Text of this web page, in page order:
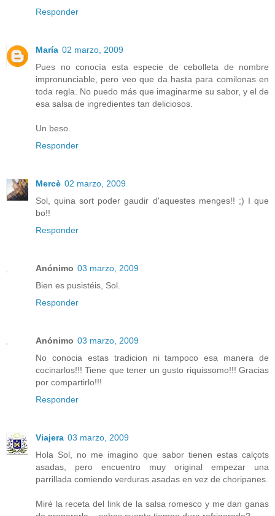
Responder
María 02 marzo, 2009
Pues no conocía esta especie de cebolleta de nombre
impronunciable, pero veo que da hasta para comilonas en
toda regla. No puedo más que imaginarme su sabor, y el de
esa salsa de ingredientes tan deliciosos.
Un beso.
Responder
Mercè 02 marzo, 2009
Sol, quina sort poder gaudir d'aquestes menges!! ;) I que
bo!!
Responder
Anónimo 03 marzo, 2009
Bien es pusistéis, Sol.
Responder
Anónimo 03 marzo, 2009
No conocia estas tradicion ni tampoco esa manera de
cocinarlos!!! Tiene que tener un gusto riquissomo!!! Gracias
por compartirlo!!!
Responder
Viajera 03 marzo, 2009
Hola Sol, no me imagino que sabor tienen estas calçots
asadas, pero encuentro muy original empezar una
parrillada comiendo verduras asadas en vez de choripanes.
Miré la receta del link de la salsa romesco y me dan ganas